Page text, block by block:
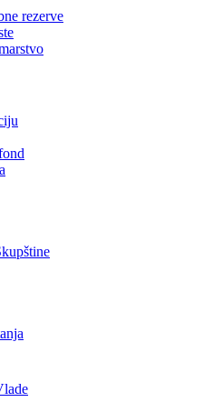
za inspekcijske poslove
civilne zaštite
rezerve